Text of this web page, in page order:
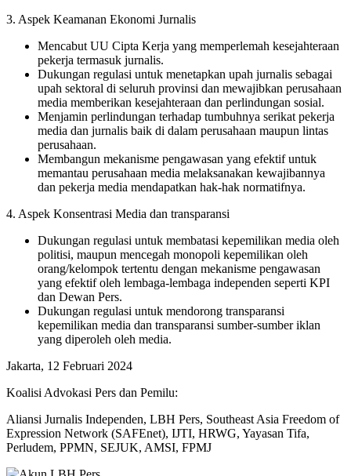
3. Aspek Keamanan Ekonomi Jurnalis
Mencabut UU Cipta Kerja yang memperlemah kesejahteraan
pekerja termasuk jurnalis.
Dukungan regulasi untuk menetapkan upah jurnalis sebagai
upah sektoral di seluruh provinsi dan mewajibkan perusahaan
media memberikan kesejahteraan dan perlindungan sosial.
Menjamin perlindungan terhadap tumbuhnya serikat pekerja
media dan jurnalis baik di dalam perusahaan maupun lintas
perusahaan.
Membangun mekanisme pengawasan yang efektif untuk
memantau perusahaan media melaksanakan kewajibannya
dan pekerja media mendapatkan hak-hak normatifnya.
4. Aspek Konsentrasi Media dan transparansi
Dukungan regulasi untuk membatasi kepemilikan media oleh
politisi, maupun mencegah monopoli kepemilikan oleh
orang/kelompok tertentu dengan mekanisme pengawasan
yang efektif oleh lembaga-lembaga independen seperti KPI
dan Dewan Pers.
Dukungan regulasi untuk mendorong transparansi
kepemilikan media dan transparansi sumber-sumber iklan
yang diperoleh oleh media.
Jakarta, 12 Februari 2024
Koalisi Advokasi Pers dan Pemilu:
Aliansi Jurnalis Independen, LBH Pers, Southeast Asia Freedom of
Expression Network (SAFEnet), IJTI, HRWG, Yayasan Tifa,
Perludem, PPMN, SEJUK, AMSI, FPMJ